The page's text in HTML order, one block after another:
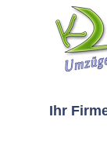
Ihr